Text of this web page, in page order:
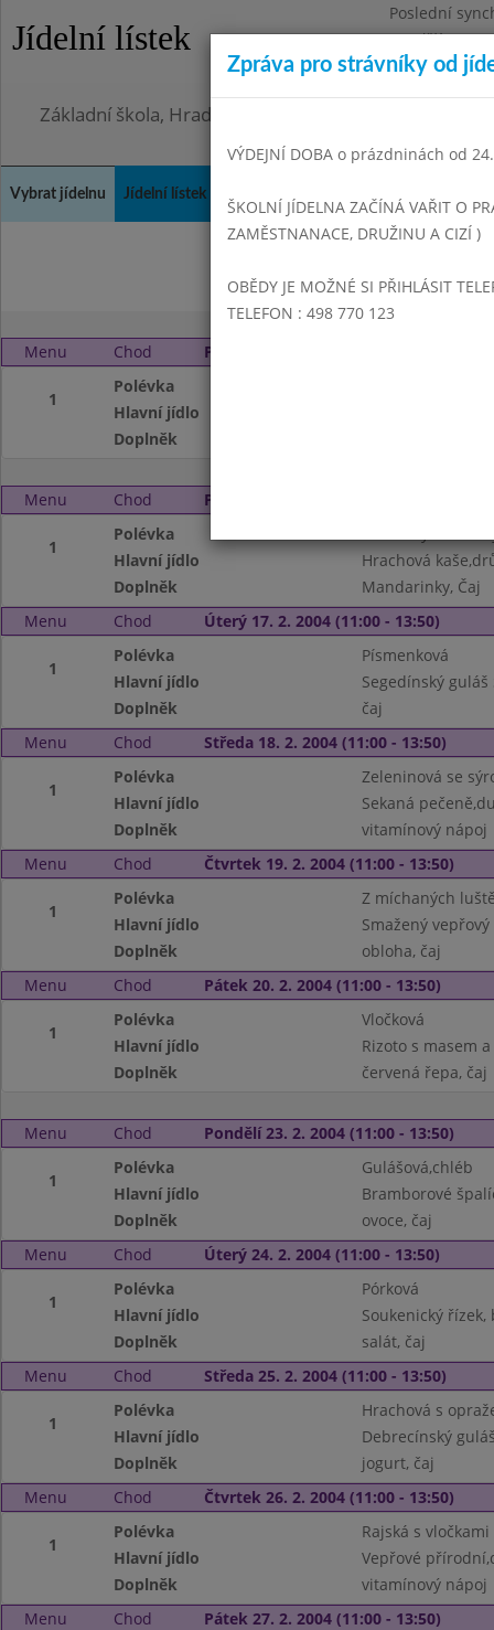
Jídelní lístek
Poslední
Pondělí
Omezení
Základní škola, Hradec Králové, Bezručova 1468
Vybrat jídelnu Jídelní lístek
Menu Chod Pátek 13. 2. 2004 (11:00 - 13:50)
1
Polévka
Hlavní jídlo
Doplněk
Menu Chod Pondělí 16. 2. 2004 (11:00 - 13:50)
1
Polévka
Hlavní jídlo
Hrachová
Doplněk
Mandarinky, Čaj
Menu
Chod Úterý 17. 2. 2004 (11:00 - 13:50)
1
Polévka
Písmenková
Hlavní jídlo
Segedínský
Doplněk
čaj
Menu
Chod Středa 18. 2. 2004 (11:00 - 13:50)
1
Polévka
Zeleninová se
Hlavní jídlo
Sekaná
Doplněk
vitamínový nápoj
Menu
Chod Čtvrtek 19. 2. 2004 (11:00 - 13:50)
1
Polévka
Z míchaných
Hlavní jídlo
Smažený
Doplněk
obloha, čaj
Menu
Chod Pátek 20. 2. 2004 (11:00 - 13:50)
1
Polévka
Vločková
Hlavní jídlo
Rizoto s masem
Doplněk
červená řepa, čaj
Menu Chod Pondělí 23. 2. 2004 (11:00 - 13:50)
1
Polévka
Gulášová,chléb
Hlavní jídlo
Bramborové
Doplněk
ovoce, čaj
Menu
Chod Úterý 24. 2. 2004 (11:00 - 13:50)
1
Polévka
Pórková
Hlavní jídlo
Soukenický
Doplněk
salát, čaj
Menu
Chod Středa 25. 2. 2004 (11:00 - 13:50)
1
Polévka
Hrachová s
Hlavní jídlo
Debrecínský
Doplněk
jogurt, čaj
Menu
Chod Čtvrtek 26. 2. 2004 (11:00 - 13:50)
1
Polévka
Rajská s vločkami
Hlavní jídlo
Vepřové
Doplněk
vitamínový nápoj
Menu
Chod Pátek 27. 2. 2004 (11:00 - 13:50)
Zpráva pro strávníky od
VÝDEJNÍ DOBA o prázdninách od
ŠKOLNÍ JÍDELNA ZAČÍNÁ VAŘIT O
ZAMĚSTNANACE, DRUŽINU A CIZÍ )
OBĚDY JE MOŽNÉ SI PŘIHLÁSIT
TELEFON : 498 770 123